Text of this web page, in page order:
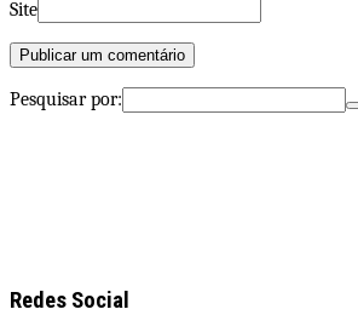
Site
Pesquisar por:
Redes Social